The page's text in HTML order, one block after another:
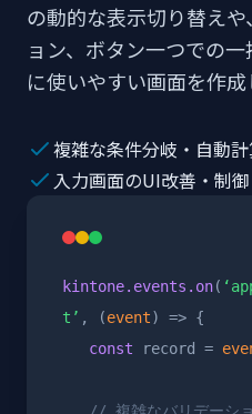
の動的な表示切り替え
ョン、ボタン一つでの
に使いやすい画面を作成
複雑な条件分岐・自動
入力画面のUI改善・制御
kintone.events.on(
t’ , (event) => {
const record =